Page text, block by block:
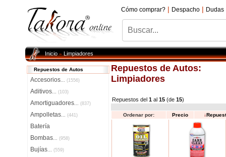
Cómo comprar? | Despacho | Dudas
Inicio»Limpiadores
Repuestos de Autos
Accesorios... (1556)
Aditivos... (103)
Amortiguadores... (837)
Ampolletas... (441)
Batería
Bombas... (958)
Bujías... (559)
Repuestos de Autos:
Limpiadores
Repuestos del 1 al 15 (de 15)
Ordenar por: Precio ↓